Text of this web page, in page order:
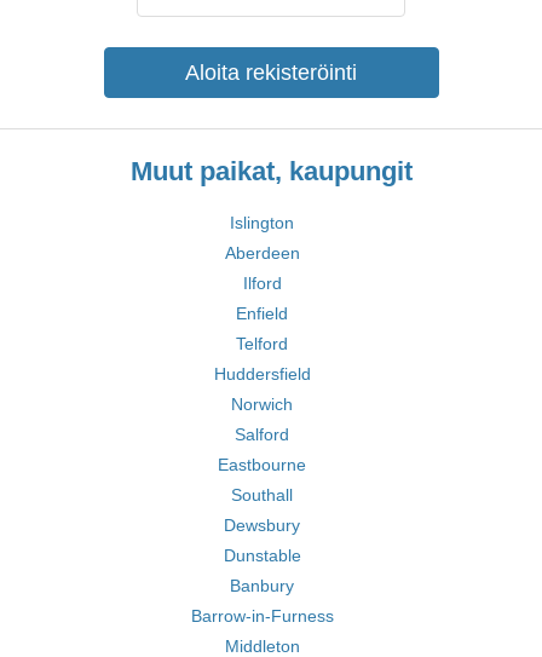
Aloita rekisteröinti
Muut paikat, kaupungit
Islington
Aberdeen
Ilford
Enfield
Telford
Huddersfield
Norwich
Salford
Eastbourne
Southall
Dewsbury
Dunstable
Banbury
Barrow-in-Furness
Middleton